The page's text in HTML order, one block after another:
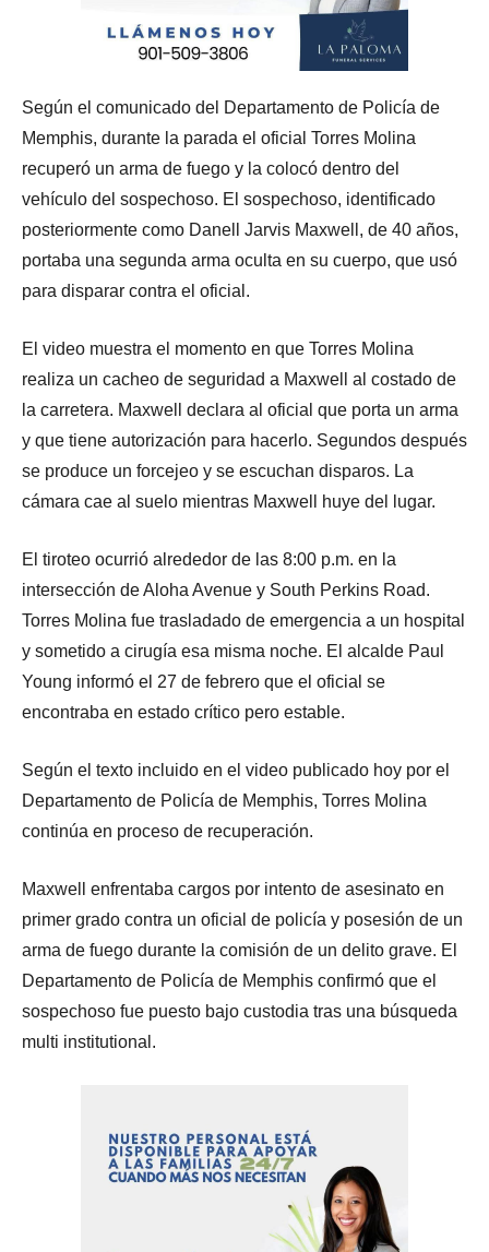
Según el comunicado del Departamento de Policía de
Memphis, durante la parada el oficial Torres Molina
recuperó un arma de fuego y la colocó dentro del
vehículo del sospechoso. El sospechoso, identificado
posteriormente como Danell Jarvis Maxwell, de 40 años,
portaba una segunda arma oculta en su cuerpo, que usó
para disparar contra el oficial.
El video muestra el momento en que Torres Molina
realiza un cacheo de seguridad a Maxwell al costado de
la carretera. Maxwell declara al oficial que porta un arma
y que tiene autorización para hacerlo. Segundos después
se produce un forcejeo y se escuchan disparos. La
cámara cae al suelo mientras Maxwell huye del lugar.
El tiroteo ocurrió alrededor de las 8:00 p.m. en la
intersección de Aloha Avenue у South Perkins Road.
Torres Molina fue trasladado de emergencia a un hospital
y sometido a cirugía esa misma noche. El alcalde Paul
Young informó el 27 de febrero que el oficial se
encontraba en estado crítico pero estable.
Según el texto incluido en el video publicado hoy por el
Departamento de Policía de Memphis, Torres Molina
continúa en proceso de recuperación.
Maxwell enfrentaba cargos por intento de asesinato en
primer grado contra un oficial de policía y posesión de un
arma de fuego durante la comisión de un delito grave. El
Departamento de Policía de Memphis confirmó que el
sospechoso fue puesto bajo custodia tras una búsqueda
multi institutional.